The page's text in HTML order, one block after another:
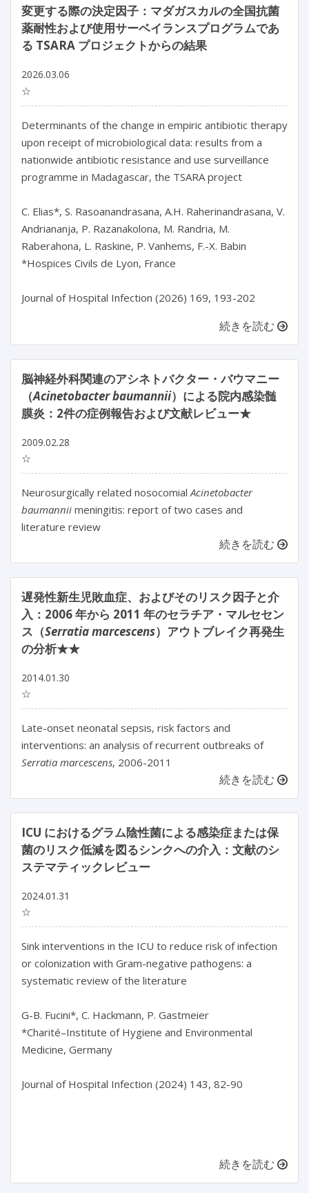
変更する際の決定因子：マダガスカルの全国抗菌
薬耐性および使用サーベイランスプログラムであ
る TSARA プロジェクトからの結果
2026.03.06
☆
Determinants of the change in empiric antibiotic therapy
upon receipt of microbiological data: results from a
nationwide antibiotic resistance and use surveillance
programme in Madagascar, the TSARA project
C. Elias*, S. Rasoanandrasana, A.H. Raherinandrasana, V.
Andriananja, P. Razanakolona, M. Randria, M.
Raberahona, L. Raskine, P. Vanhems, F.-X. Babin
*Hospices Civils de Lyon, France
Journal of Hospital Infection (2026) 169, 193-202
続きを読む
脳神経外科関連のアシネトバクター・バウマニー
（Acinetobacter baumannii）による院内感染髄
膜炎：2件の症例報告および文献レビュー★
2009.02.28
☆
Neurosurgically related nosocomial Acinetobacter
baumannii meningitis: report of two cases and
literature review
続きを読む
遅発性新生児敗血症、およびそのリスク因子と介
入：2006 年から 2011 年のセラチア・マルセセン
ス（Serratia marcescens）アウトブレイク再発生
の分析★★
2014.01.30
☆
Late-onset neonatal sepsis, risk factors and
interventions: an analysis of recurrent outbreaks of
Serratia marcescens, 2006-2011
続きを読む
ICU におけるグラム陰性菌による感染症または保
菌のリスク低減を図るシンクへの介入：文献のシ
ステマティックレビュー
2024.01.31
☆
Sink interventions in the ICU to reduce risk of infection
or colonization with Gram-negative pathogens: a
systematic review of the literature
G-B. Fucini*, C. Hackmann, P. Gastmeier
*Charité–Institute of Hygiene and Environmental
Medicine, Germany
Journal of Hospital Infection (2024) 143, 82-90
続きを読む